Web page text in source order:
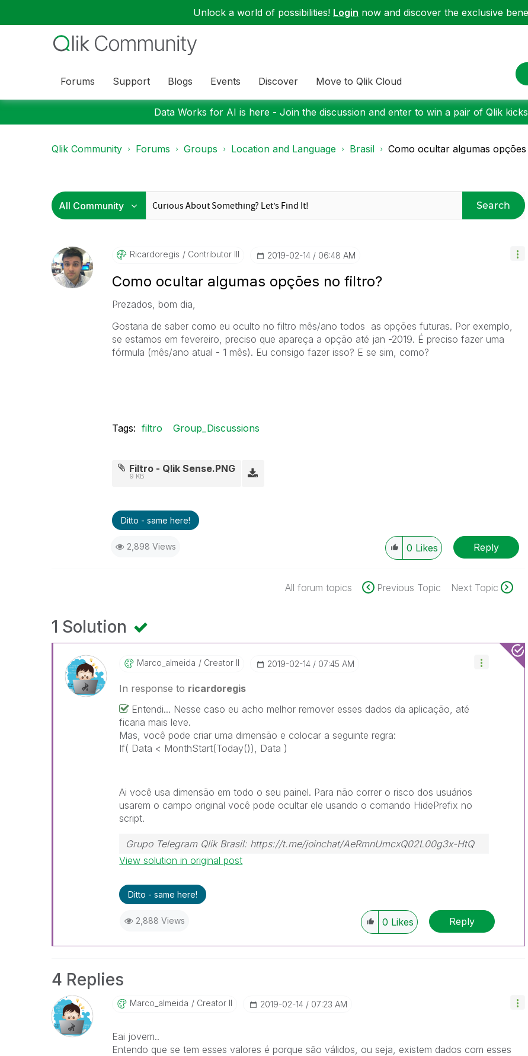
Unlock a world of possibilities! Login now and discover the exclusive
Forums Support Blogs Events Discover Move to Qlik Cloud
Data Works for AI is here - Join the discussion and enter to win a pair of Qlik
Qlik Community Forums Groups Location and Language Brasil Como ocultar algumas
Search
Ricardoregis Contributor III ‎2019-02-14 06:48 AM
Como ocultar algumas opções no filtro?
Prezados, bom dia,
Gostaria de saber como eu oculto no filtro mês/ano todos as opções futuras. Por exemplo,
se estamos em fevereiro, preciso que apareça a opção até jan -2019. É preciso fazer uma
fórmula (mês/ano atual - 1 mês). Eu consigo fazer isso? E se sim, como?
Tags: filtro Group_Discussions
Filtro - Qlik Sense.PNG
9 KB
Ditto - same here!
2,898 Views 0 Likes Reply
All forum topics Previous Topic Next Topic
1 Solution
Marco_almeida Creator II ‎2019-02-14 07:45 AM
In response to ricardoregis
Entendi... Nesse caso eu acho melhor remover esses dados da aplicação, até
ficaria mais leve.
Mas, você pode criar uma dimensão e colocar a seguinte regra:
If( Data < MonthStart(Today()), Data )
Ai você usa dimensão em todo o seu painel. Para não correr o risco dos usuários
usarem o campo original você pode ocultar ele usando o comando HidePrefix no
script.
Grupo Telegram Qlik Brasil: https://t.me/joinchat/AeRmnUmcxQ02L00g3x-HtQ
View solution in original post
Ditto - same here!
2,888 Views 0 Likes Reply
4 Replies
Marco_almeida Creator II ‎2019-02-14 07:23 AM
Eai jovem..
Entendo que se tem esses valores é porque são válidos, ou seja, existem dados com esses